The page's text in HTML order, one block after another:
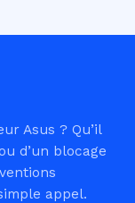
Asus ? Qu’il
d’un blocage
appel.